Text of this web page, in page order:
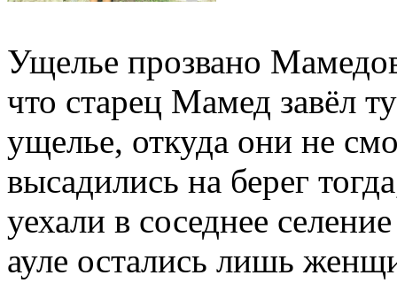
Ущелье прозвано
что старец Мамед завёл
ущелье, откуда они не
высадились на берег
уехали в соседнее
ауле остались лишь